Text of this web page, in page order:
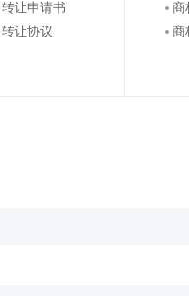
转让申请书
转让协议
商
商